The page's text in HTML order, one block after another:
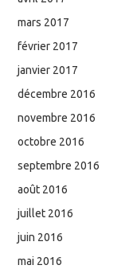
mars 2017
février 2017
janvier 2017
décembre 2016
novembre 2016
octobre 2016
septembre 2016
août 2016
juillet 2016
juin 2016
mai 2016